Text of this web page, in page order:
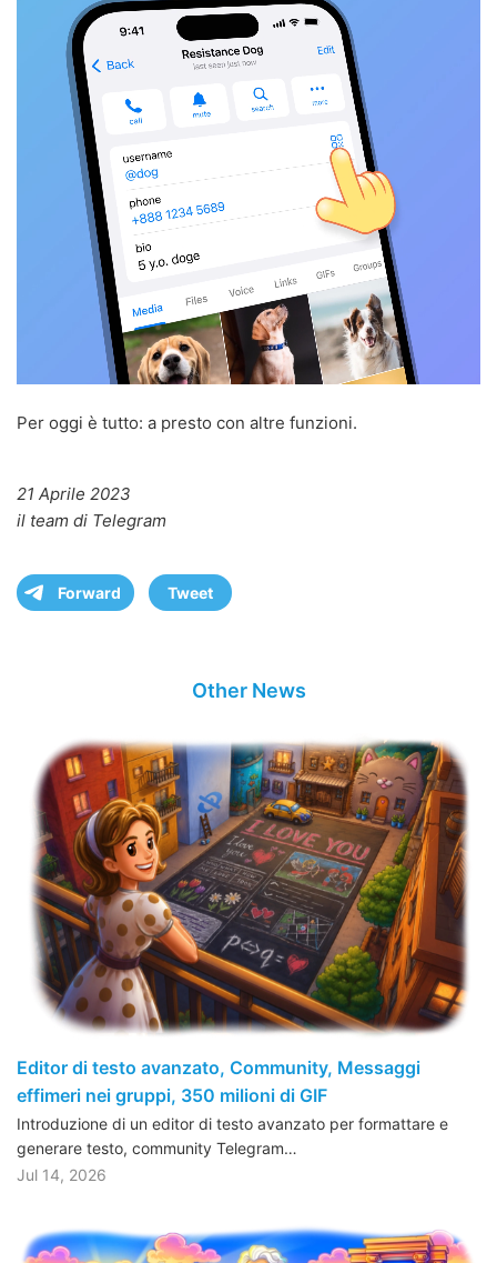
Per oggi è tutto: a presto con altre funzioni.
21 Aprile 2023
il team di Telegram
Forward Tweet
Other News
Editor di testo avanzato, Community, Messaggi
effimeri nei gruppi, 350 milioni di GIF
Introduzione di un editor di testo avanzato per formattare e
generare testo, community Telegram…
Jul 14, 2026